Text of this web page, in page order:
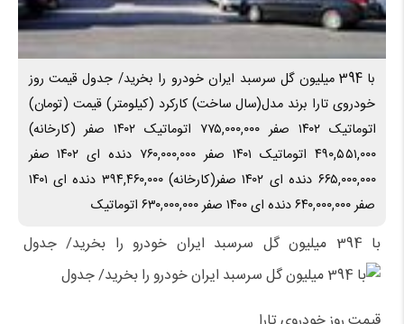
با 394 میلیون گل سرسبد ایران خودرو را بخرید/ جدول قیمت روز
خودروی تارا برند مدل(سال ساخت) کارکرد (کیلومتر) قیمت (تومان)
اتوماتیک ۱۴۰۲ صفر ۷۷۵,۰۰۰,۰۰۰ اتوماتیک ۱۴۰۲ صفر (کارخانه)
۴۹۰,۵۵۱,۰۰۰ اتوماتیک ۱۴۰۱ صفر ۷۶۰,۰۰۰,۰۰۰ دنده ای ۱۴۰۲ صفر
۶۶۵,۰۰۰,۰۰۰ دنده ای ۱۴۰۲ صفر(کارخانه) ۳۹۴,۴۶۰,۰۰۰ دنده ای ۱۴۰۱
صفر ۶۴۰,۰۰۰,۰۰۰ دنده ای ۱۴۰۰ صفر ۶۳۰,۰۰۰,۰۰۰ اتوماتیک
با 394 میلیون گل سرسبد ایران خودرو را بخرید/ جدول